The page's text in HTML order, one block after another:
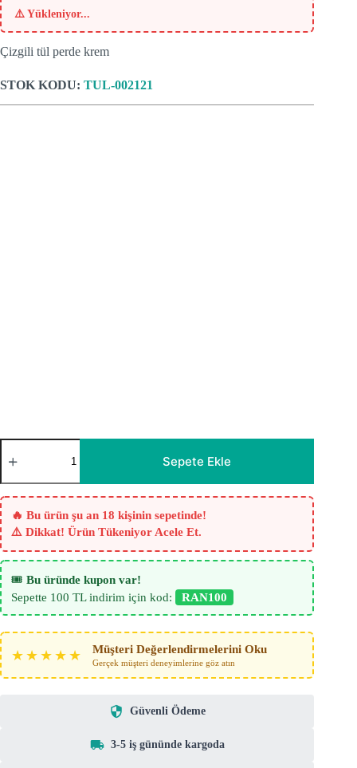
⚠️ Yükleniyor...
Çizgili tül perde krem
STOK KODU: TUL-002121
Çizgili
Tül
Krem
-
Ekru
-
2121
adet
Sepete Ekle
🔥 Bu ürün şu an 18 kişinin sepetinde!
⚠️ Dikkat! Ürün Tükeniyor Acele Et.
🎟️ Bu üründe kupon var!
Sepette 100 TL indirim için kod:
RAN100
★★★★★ Müşteri Değerlendirmelerini Oku
Gerçek müşteri deneyimlerine göz atın
Güvenli Ödeme
3-5 iş gününde kargoda